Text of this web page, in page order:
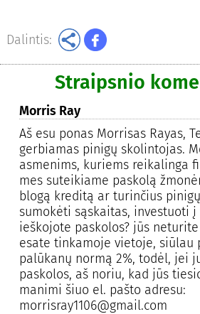
Dalintis:
Straipsnio
Morris Ray
Aš esu ponas Morrisas Rayas,
gerbiamas pinigų skolintojas.
asmenims, kuriems reikalinga
mes suteikiame paskolą
blogą kreditą ar turinčius
sumokėti sąskaitas, investuoti į
ieškojote paskolos? jūs
esate tinkamoje vietoje, siūlau
palūkanų normą 2%, todėl, jei
paskolos, aš noriu, kad jūs
manimi šiuo el. pašto adresu:
morrisray1106@gmail.com